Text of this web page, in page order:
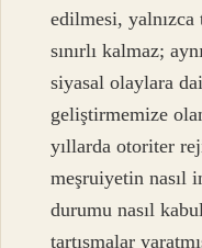
edilmesi,
sınırlı kalmaz;
siyasal olaylara
geliştirmemize
yıllarda otoriter
meşruiyetin nasıl
durumu nasıl
tartışmalar